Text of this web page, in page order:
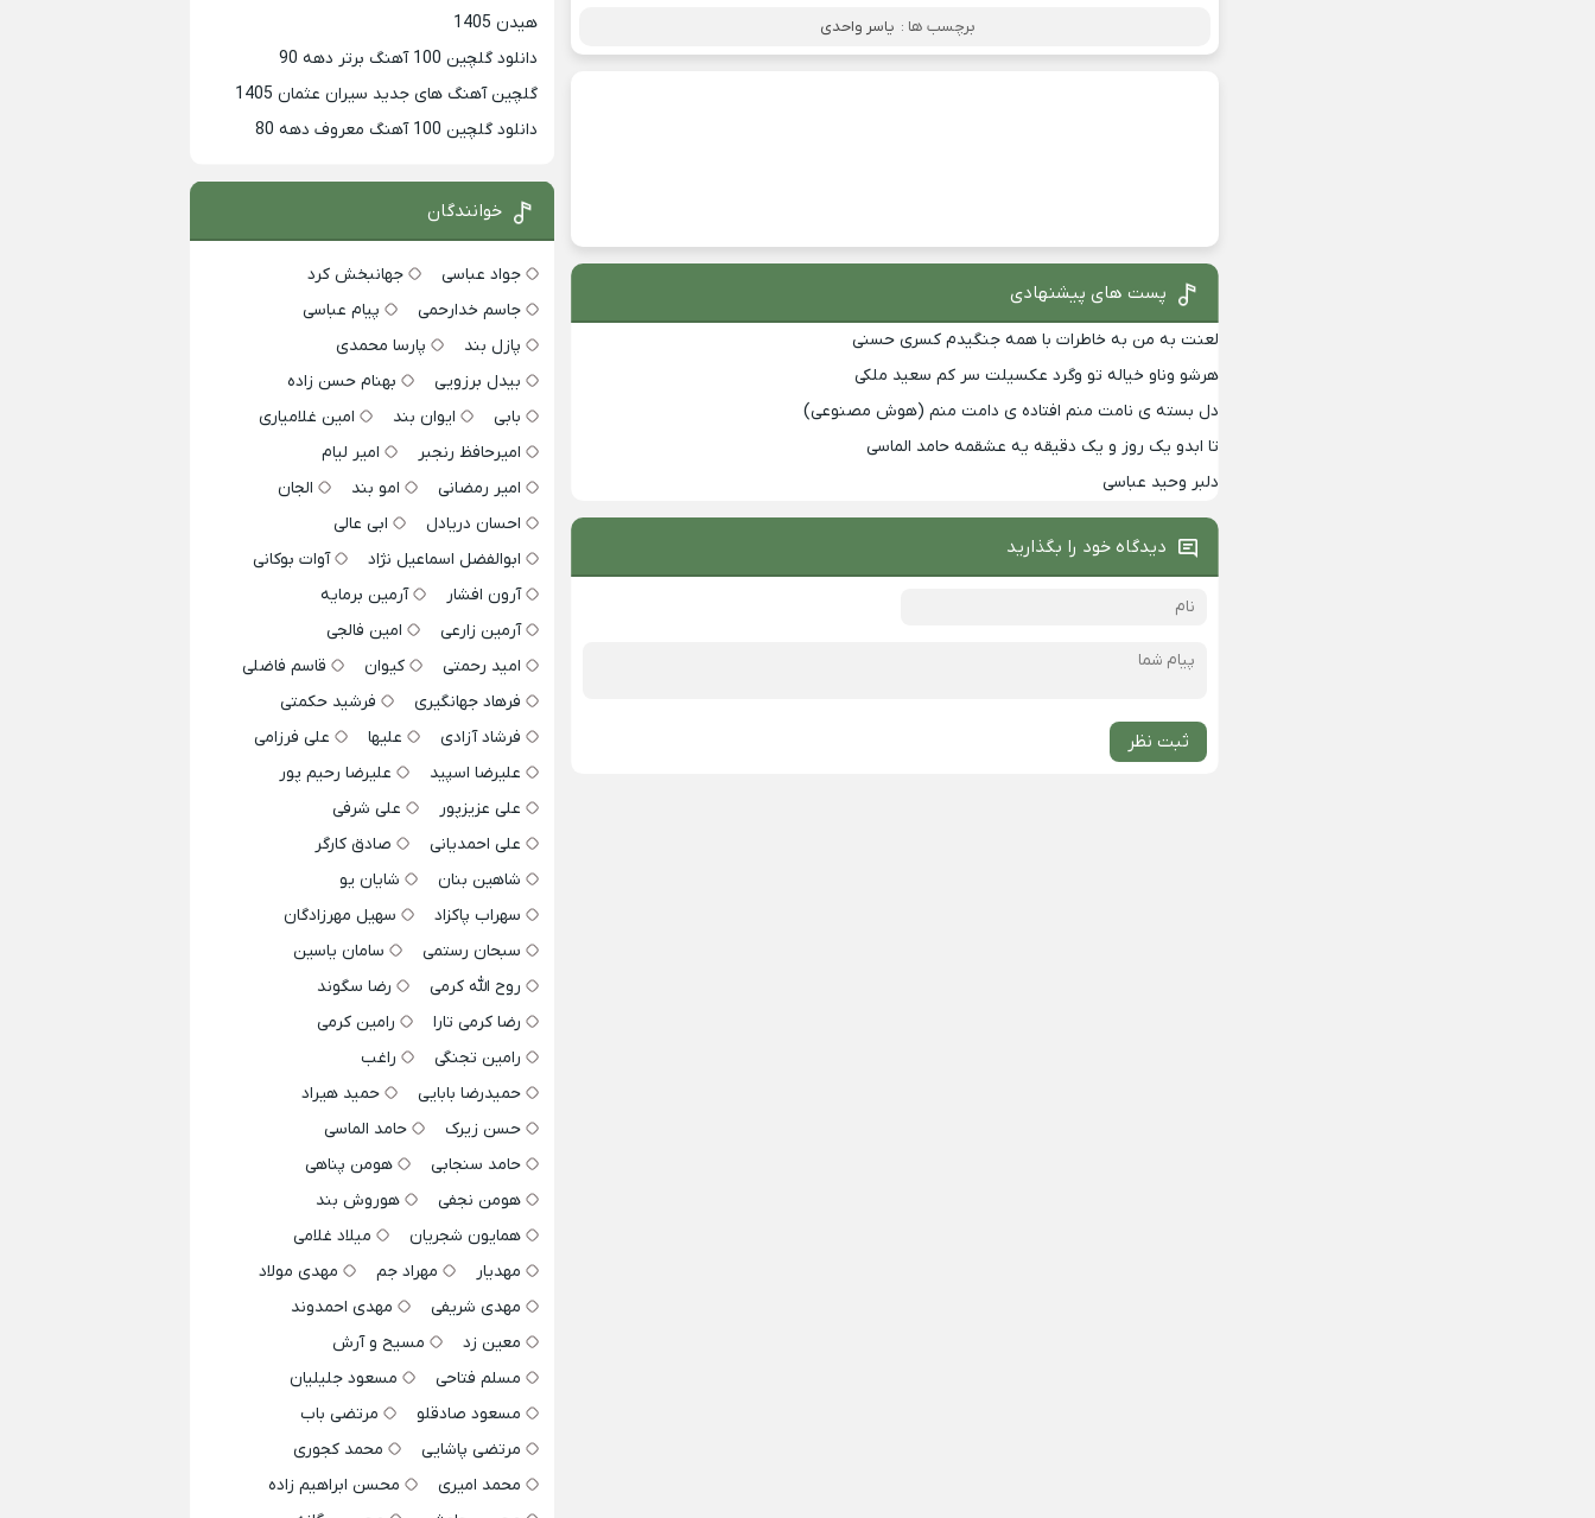
برچسب ها : یاسر واحدی
پست های پیشنهادی
لعنت به من به خاطرات با همه جنگیدم کسری حسنی
هرشو وناو خیاله تو وگرد عکسیلت سر کم سعید ملکی
دل بسته ی نامت منم افتاده ی دامت منم (هوش مصنوعی)
تا ابدو یک روز و یک دقیقه یه عشقمه حامد الماسی
دلبر وحید عباسی
دیدگاه خود را بگذارید
ثبت نظر
هیدن 1405
دانلود گلچین 100 آهنگ برتر دهه 90
گلچین آهنگ های جدید سیران عثمان 1405
دانلود گلچین 100 آهنگ معروف دهه 80
خوانندگان
جواد عباسی
جهانبخش کرد
جاسم خدارحمی
پیام عباسی
پازل بند
پارسا محمدی
بیدل برزویی
بهنام حسن زاده
بابی
ایوان بند
امین غلامیاری
امیرحافظ رنجبر
امیر لیام
امیر رمضانی
امو بند
الجان
احسان دریادل
ابی عالی
ابوالفضل اسماعیل نژاد
آوات بوکانی
آرون افشار
آرمین برمایه
آرمین زارعی
امین فالجی
امید رحمتی
کیوان
قاسم فاضلی
فرهاد جهانگیری
فرشید حکمتی
فرشاد آزادی
علیها
علی فرزامی
علیرضا اسپید
علیرضا رحیم پور
علی عزیزپور
علی شرفی
علی احمدیانی
صادق کارگر
شاهین بنان
شایان یو
سهراب پاکزاد
سهیل مهرزادگان
سبحان رستمی
سامان یاسین
روح الله کرمی
رضا سگوند
رضا کرمی تارا
رامین کرمی
رامین تجنگی
راغب
حمیدرضا بابایی
حمید هیراد
حسن زیرک
حامد الماسی
حامد سنجابی
هومن پناهی
هومن نجفی
هوروش بند
همایون شجریان
میلاد غلامی
مهدیار
مهراد جم
مهدی مولاد
مهدی شریفی
مهدی احمدوند
معین زد
مسیح و آرش
مسلم فتاحی
مسعود جلیلیان
مسعود صادقلو
مرتضی باب
مرتضی پاشایی
محمد کجوری
محمد امیری
محسن ابراهیم زاده